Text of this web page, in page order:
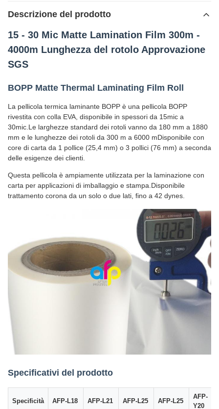
Descrizione del prodotto
15 - 30 Mic Matte Lamination Film 300m -
4000m Lunghezza del rotolo Approvazione
SGS
BOPP Matte Thermal Laminating Film Roll
La pellicola termica laminante BOPP è una pellicola BOPP
rivestita con colla EVA, disponibile in spessori da 15mic a
30mic.Le larghezze standard dei rotoli vanno da 180 mm a 1880
mm e le lunghezze dei rotoli da 300 m a 6000 mDisponibile con
core di carta da 1 pollice (25,4 mm) o 3 pollici (76 mm) a seconda
delle esigenze dei clienti.
Questa pellicola è ampiamente utilizzata per la laminazione con
carta per applicazioni di imballaggio e stampa.Disponibile
trattamento corona da un solo o due lati, fino a 42 dynes.
Specificativi del prodotto
Specificità AFP-L18 AFP-L21 AFP-L25 AFP-L25
AFP-
Y20